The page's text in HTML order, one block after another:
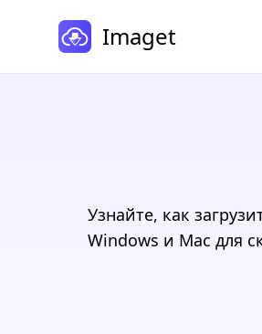
Imaget
Узнайте, как
Windows и Mac для